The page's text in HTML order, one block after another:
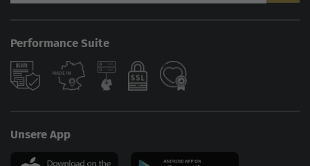
Performance Suite
Unsere App